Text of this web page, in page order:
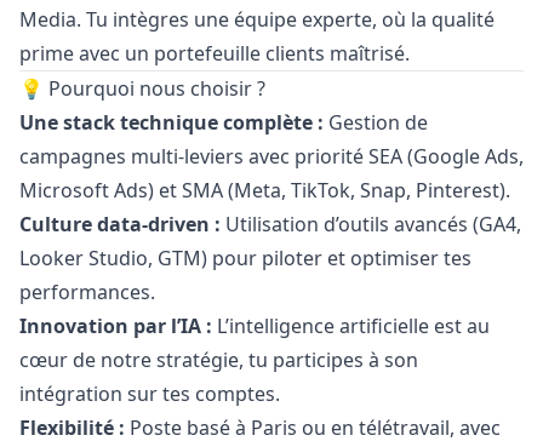
Media. Tu intègres une équipe experte, où la qualité
prime avec un portefeuille clients maîtrisé.
💡 Pourquoi nous choisir ?
Une stack technique complète : Gestion de
campagnes multi-leviers avec priorité SEA (Google Ads,
Microsoft Ads) et SMA (Meta, TikTok, Snap, Pinterest).
Culture data-driven : Utilisation d’outils avancés (GA4,
Looker Studio, GTM) pour piloter et optimiser tes
performances.
Innovation par l’IA : L’intelligence artificielle est au
cœur de notre stratégie, tu participes à son
intégration sur tes comptes.
Flexibilité : Poste basé à Paris ou en télétravail, avec